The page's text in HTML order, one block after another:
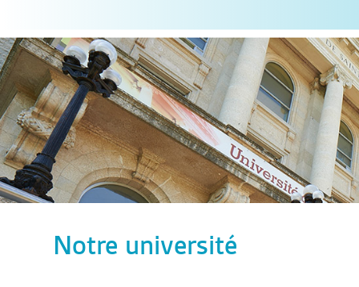
Notre université